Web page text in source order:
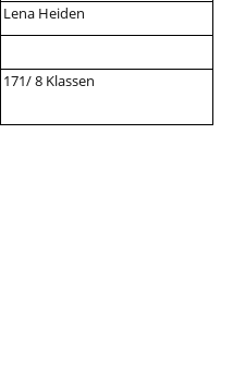
Lena Heiden
171/ 8 Klassen